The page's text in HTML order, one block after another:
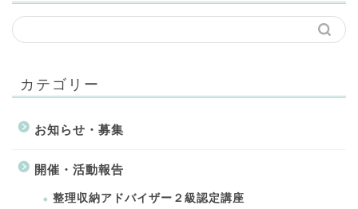
カテゴリー
お知らせ・募集
開催・活動報告
整理収納アドバイザー２級認定講座